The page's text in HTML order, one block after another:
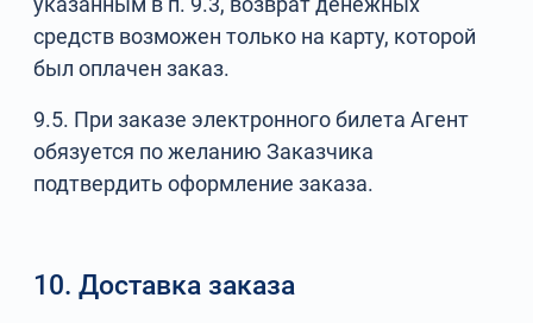
средств возможен только на карту, которой
был оплачен заказ.
9.5. При заказе электронного билета Агент
обязуется по желанию Заказчика
подтвердить оформление заказа.
10. Доставка заказа